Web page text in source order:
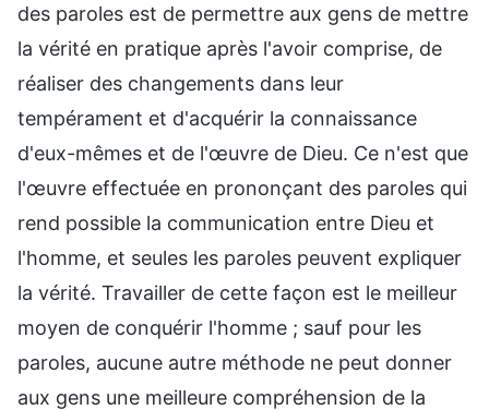
des paroles est de permettre aux gens de mettre
la vérité en pratique après l'avoir comprise, de
réaliser des changements dans leur
tempérament et d'acquérir la connaissance
d'eux-mêmes et de l'œuvre de Dieu. Ce n'est que
l'œuvre effectuée en prononçant des paroles qui
rend possible la communication entre Dieu et
l'homme, et seules les paroles peuvent expliquer
la vérité. Travailler de cette façon est le meilleur
moyen de conquérir l'homme ; sauf pour les
paroles, aucune autre méthode ne peut donner
aux gens une meilleure compréhension de la